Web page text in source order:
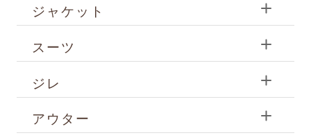
ジャケット
スーツ
ジレ
アウター